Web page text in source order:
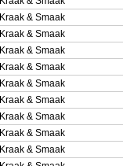
Kraak & Smaak
Kraak & Smaak
Kraak & Smaak
Kraak & Smaak
Kraak & Smaak
Kraak & Smaak
Kraak & Smaak
Kraak & Smaak
Kraak & Smaak